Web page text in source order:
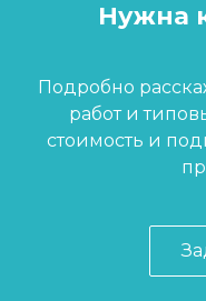
Нужна
Подробно
работ и
стоимость и